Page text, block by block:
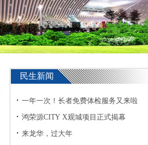
民生新闻
一年一次！长者免费体检服务又来啦
鸿荣源CITY X观城项目正式揭幕
来龙华，过大年